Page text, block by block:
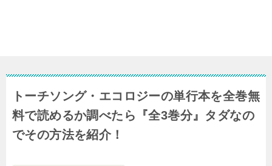
トーチソング・エコロジーの単行本を全巻無
料で読めるか調べたら『全3巻分』タダなの
でその方法を紹介！